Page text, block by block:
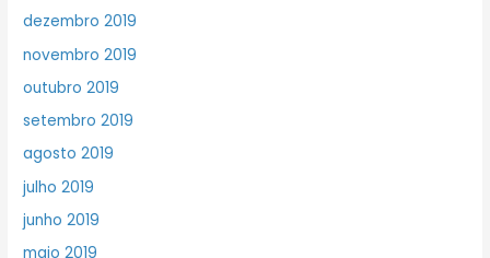
dezembro 2019
novembro 2019
outubro 2019
setembro 2019
agosto 2019
julho 2019
junho 2019
maio 2019